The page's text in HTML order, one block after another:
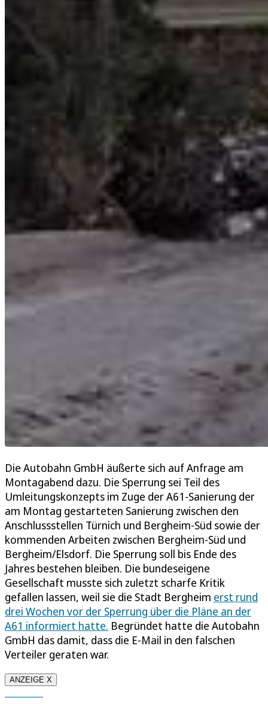
Die Autobahn GmbH äußerte sich auf Anfrage am
Montagabend dazu. Die Sperrung sei Teil des
Umleitungskonzepts im Zuge der A61-Sanierung der
am Montag gestarteten Sanierung zwischen den
Anschlussstellen Türnich und Bergheim-Süd sowie der
kommenden Arbeiten zwischen Bergheim-Süd und
Bergheim/Elsdorf. Die Sperrung soll bis Ende des
Jahres bestehen bleiben. Die bundeseigene
Gesellschaft musste sich zuletzt scharfe Kritik
gefallen lassen, weil sie die Stadt Bergheim erst rund
drei Wochen vor der Sperrung über die Pläne an der
A61 informiert hatte. Begründet hatte die Autobahn
GmbH das damit, dass die E-Mail in den falschen
Verteiler geraten war.
ANZEIGE X